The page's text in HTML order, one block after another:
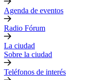
Agenda de eventos
Radio Fórum
La ciudad
Sobre la ciudad
Teléfonos de interés